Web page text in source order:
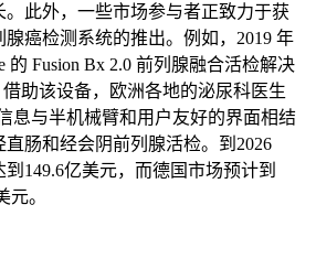
此外，一些市场参与者正致力于获
癌检测系统的推出。例如，2019 年
的 Fusion Bx 2.0 前列腺融合活检解决
助该设备，欧洲各地的泌尿科医生
息与半机械臂和用户友好的界面相结
肠和经会阴前列腺活检。到2026
149.6亿美元，而德国市场预计到
元。